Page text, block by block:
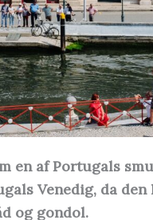
en af Portugals
Venedig, da den
og gondol.